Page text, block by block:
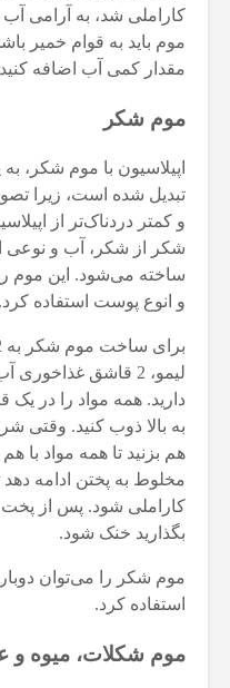
کاراملی شد، به آرامی
موم باید به قوام خمیر
مقدار کمی آب اضافه
موم شکر
اپیلاسیون با موم شکر،
تبدیل شده است، زیرا
و کمتر دردناک‌تر از
شکر از شکر، آب و نوعی
ساخته می‌شود. این موم
و انوع پوست استفاده کرد.
دارید. همه مواد را در
به بالا ذوب کنید. وقتی
هم بزنید تا همه مواد با
مخلوط به پختن ادامه
کاراملی شود. پس از پخت
بگذارید خنک شود.
موم شکر را می‌توان
استفاده کرد.
موم شکلات، میوه